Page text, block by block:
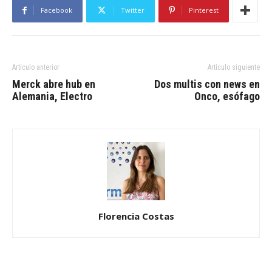
Facebook Twitter Pinterest
Artículo anterior
Merck abre hub en
Alemania, Electro
Artículo siguiente
Dos multis con news en
Onco, esófago
Florencia Costas